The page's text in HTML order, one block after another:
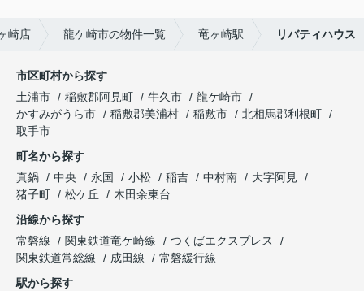
崎店 龍ケ崎市の物件一覧 竜ヶ崎駅 リバティハウス
市区町村から探す
土浦市
稲敷郡阿見町 牛久市
龍ケ崎市
かすみがうら市
稲敷郡美浦村 稲敷市
北相馬郡利根町
取手市
町名から探す
真鍋
中央 永国 小松 稲吉 中村南
大字阿見
猪子町
松ケ丘
木田余東台
沿線から探す
常磐線
関東鉄道竜ケ崎線
つくばエクスプレス
関東鉄道常総線
成田線
常磐緩行線
駅から探す